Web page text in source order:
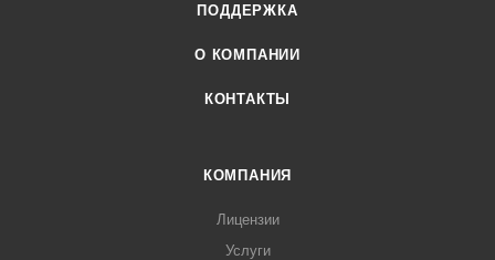
ПОДДЕРЖКА
О КОМПАНИИ
КОНТАКТЫ
КОМПАНИЯ
Лицензии
Услуги